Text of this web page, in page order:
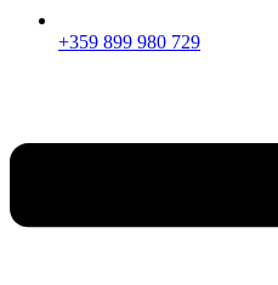
+359 899 980 729